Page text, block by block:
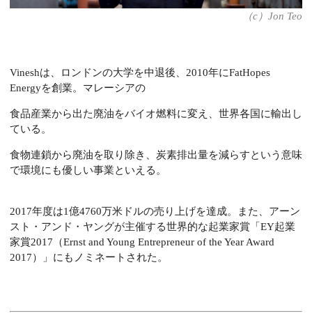
（c）Jon Teo
Vineshは、ロンドンの大学を中退後、2010年にFatHopes
Energyを創業。マレーシアの
食品産業から出た廃油をバイオ燃料に変え、世界各国に輸出し
ている。
食物連鎖から廃油を取り除き、炭素排出量を減らすという意味
で環境にも優しい事業といえる。
2017年度は1億4760万米ドルの売り上げを達成。また、アーン
スト・アンド・ヤングが主催する世界的な起業家賞「EY起業
家賞2017（Ernst and Young Entrepreneur of the Year Award
2017）」にもノミネートされた。